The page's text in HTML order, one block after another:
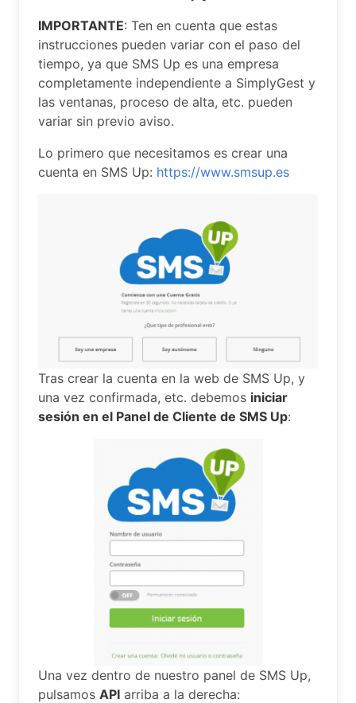
IMPORTANTE: Ten en cuenta que estas
instrucciones pueden variar con el paso del
tiempo, ya que SMS Up es una empresa
completamente independiente a SimplyGest y
las ventanas, proceso de alta, etc. pueden
variar sin previo aviso.
Lo primero que necesitamos es crear una
cuenta en SMS Up: https://www.smsup.es
Tras crear la cuenta en la web de SMS Up, y
una vez confirmada, etc. debemos iniciar
sesión en el Panel de Cliente de SMS Up:
Una vez dentro de nuestro panel de SMS Up,
pulsamos API arriba a la derecha: